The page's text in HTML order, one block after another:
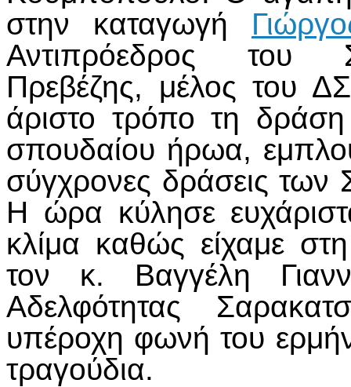
στην καταγωγή
Αντιπρόεδρος του
Πρεβέζης, μέλος του
άριστο τρόπο τη
σπουδαίου ήρωα,
σύγχρονες δράσεις των
Η ώρα κύλησε
κλίμα καθώς είχαμε
τον κ. Βαγγέλη
Αδελφότητας
υπέροχη φωνή του
τραγούδια.